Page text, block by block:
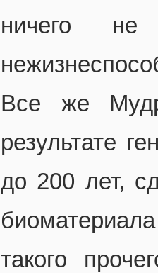
ничего не
Все же
результате
до 200 лет,
такого